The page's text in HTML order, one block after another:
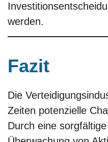
werden.
Fazit
Die
Zeiten potenzielle
Durch eine